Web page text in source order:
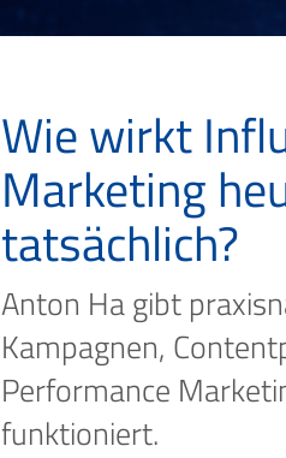
Wie wirkt
Marketing
tatsächlich?
Anton Ha gibt
Kampagnen,
Performance
funktioniert.